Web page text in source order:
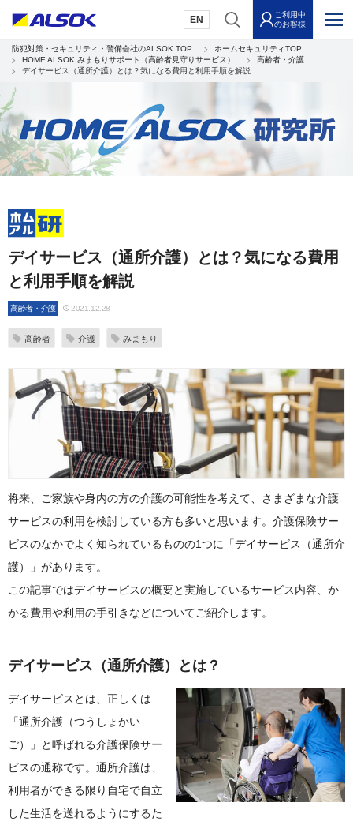
EN
ご利用中
のお客様
防犯対策・セキュリティ・警備会社のALSOK TOP
ホームセキュリティTOP
HOME ALSOK みまもりサポート（高齢者見守りサービス）
高齢者・介護
デイサービス（通所介護）とは？気になる費用と利用手順を解説
デイサービス（通所介護）とは？気になる費用
と利用手順を解説
高齢者・介護 2021.12.28
高齢者 介護 みまもり
将来、ご家族や身内の方の介護の可能性を考えて、さまざまな介護
サービスの利用を検討している方も多いと思います。介護保険サー
ビスのなかでよく知られているものの1つに「デイサービス（通所介
護）」があります。
この記事ではデイサービスの概要と実施しているサービス内容、か
かる費用や利用の手引きなどについてご紹介します。
デイサービス（通所介護）とは？
デイサービスとは、正しくは
「通所介護（つうしょかい
ご）」と呼ばれる介護保険サー
ビスの通称です。通所介護は、
利用者ができる限り自宅で自立
した生活を送れるようにするた